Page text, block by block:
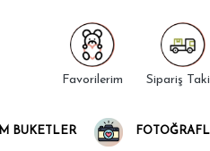
Favorilerim Sipariş
BUKETLER